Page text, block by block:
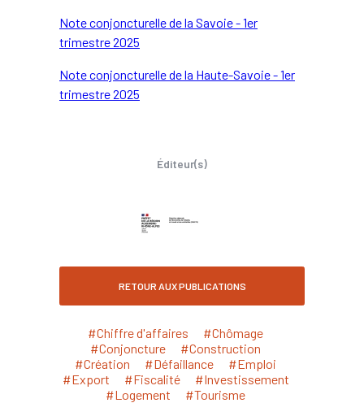
Note conjoncturelle de la Savoie - 1er
trimestre 2025
Note conjoncturelle de la Haute-Savoie - 1er
trimestre 2025
Éditeur(s)
RETOUR AUX PUBLICATIONS
#Chiffre d'affaires
#Chômage
#Conjoncture
#Construction
#Création
#Défaillance
#Emploi
#Export
#Fiscalité
#Investissement
#Logement
#Tourisme